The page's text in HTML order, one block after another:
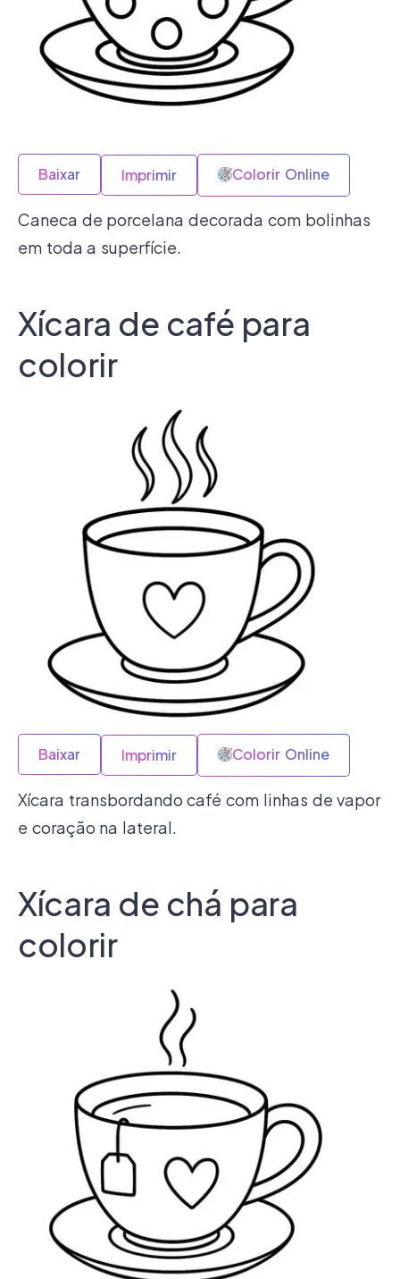
Baixar Imprimir Colorir Online
Caneca de porcelana decorada com bolinhas
em toda a superfície.
Xícara de café para
colorir
Baixar Imprimir Colorir Online
Xícara transbordando café com linhas de vapor
e coração na lateral.
Xícara de chá para
colorir